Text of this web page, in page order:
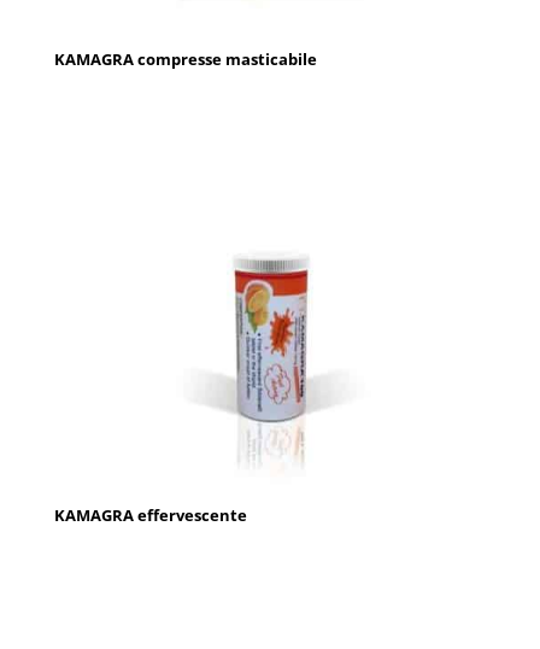
KAMAGRA compresse masticabile
KAMAGRA effervescente